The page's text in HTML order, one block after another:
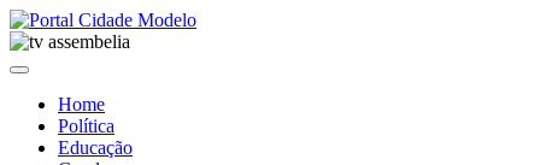
Home
Política
Educação